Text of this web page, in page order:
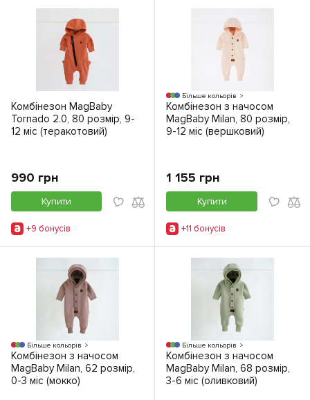
Комбінезон MagBaby
Tornado 2.0, 80 розмір, 9-
12 міс (теракотовий)
990 грн
Купити
+9 бонусiв
Більше кольорів
Комбінезон з начосом
MagBaby Milan, 80 розмір,
9-12 міс (вершковий)
1 155 грн
Купити
+11 бонусiв
Більше кольорів
Комбінезон з начосом
MagBaby Milan, 62 розмір,
0-3 міс (мокко)
Більше кольорів
Комбінезон з начосом
MagBaby Milan, 68 розмір,
3-6 міс (оливковий)